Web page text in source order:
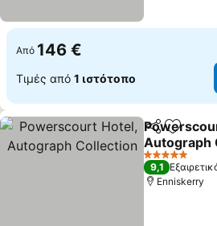
Από 146 €
Τιμές από 1 ιστότοπο
Κοινοποίηση
Autograph
Εμφάνιση
5 Αστέρια
9,1
Enniskerry